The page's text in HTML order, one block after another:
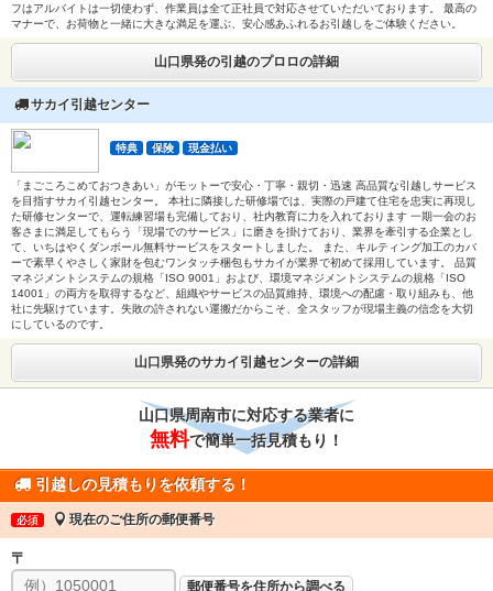
フはアルバイトは一切使わず、作業員は全て正社員で対応させていただいております。 最高の
マナーで、お荷物と一緒に大きな満足を運ぶ、安心感あふれるお引越しをご体験ください。
山口県発の引越のプロロの詳細
サカイ引越センター
特典 保険 現金払い
「まごころこめておつきあい」がモットーで安心・丁寧・親切・迅速 高品質な引越しサービス
を目指すサカイ引越センター。 本社に隣接した研修場では、実際の戸建て住宅を忠実に再現し
た研修センターで、運転練習場も完備しており、社内教育に力を入れております 一期一会のお
客さまに満足してもらう「現場でのサービス」に磨きを掛けており、業界を牽引する企業とし
て、いちはやくダンボール無料サービスをスタートしました。 また、キルティング加工のカバ
ーで素早くやさしく家財を包むワンタッチ梱包もサカイが業界で初めて採用しています。 品質
マネジメントシステムの規格「ISO 9001」および、環境マネジメントシステムの規格「ISO
14001」の両方を取得するなど、組織やサービスの品質維持、環境への配慮・取り組みも、他
社に先駆けています。失敗の許されない運搬だからこそ、全スタッフが現場主義の信念を大切
にしているのです。
山口県発のサカイ引越センターの詳細
山口県周南市に対応する業者に
無料で簡単一括見積もり！
引越しの見積もりを依頼する！
必須 現在のご住所の郵便番号
〒
郵便番号を住所から調べる